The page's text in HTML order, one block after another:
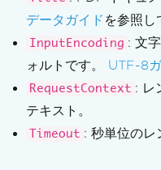
データガイド を参照し
InputEncoding : 文
ォルトです。 UTF-8
RequestContext : レ
テキスト。
Timeout : 秒単位のレ